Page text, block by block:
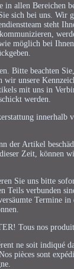
allen Bereichen
sich bei uns. Wir
steht
möglich bei
Bitte beachten
unsere
mit uns in
werden.
innerhalb
der Artikel
Zeit, können
Sie uns bitte
Teils verbunden
Termine
Tous nos
ne soit indiqué
pièces sont